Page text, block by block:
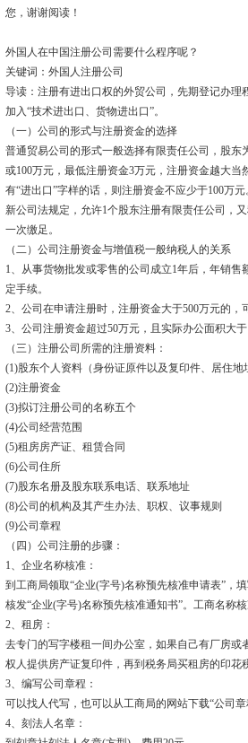
您，谢谢阅读！
外国人在中国注册公司需要什么程序呢？
关键词：外国人注册公司
导读：注册有进出口权的外贸公司，先期登记办
加入“技术进出口、货物进出口”。
（一）公司的形式与注册资金的选择
普通贸易公司的形式一般选择有限责任公司，股东
或100万元，最低注册资金3万元，注册资金越大
有“进出口”字样的话，则注册资金不应少于100万元
新公司法规定，允许1个股东注册有限责任公司，
一次缴足。
（二）公司注册资金与增值税一般纳税人的关系
1、从事货物批发或零售的公司成立1年后，年销
定手续。
2、公司在申请注册时，注册资金大于500万元的，
3、公司注册资金超过50万元，且实际办公面积大
（三）注册公司所需的注册资料：
(1)股东个人资料（身份证原件以及复印件、居住地
(2)注册资金
(3)拟订注册公司的名称五个
(4)公司经营范围
(5)租房房产证、租赁合同
(6)公司住所
(7)股东名册及股东联系电话、联系地址
(8)公司的机构及其产生办法、职权、议事规则
(9)公司章程
（四）公司注册的步骤：
1、企业名称核准：
到工商局领取“企业(字号)名称预先核准申请表”，
核发“企业(字号)名称预先核准通知书”。工商名称
2、租房：
去专门的写字楼租一间办公室，如果自己有厂房
权人提供房产证复印件，再到税务局买租房的印花
3、编写公司章程：
可以找人代写，也可以从工商局的网站下载“公司章
4、刻法人名章：